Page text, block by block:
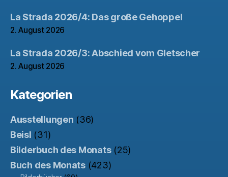
La Strada 2026/4: Das große Gehoppel
2. August 2026
La Strada 2026/3: Abschied vom Gletscher
2. August 2026
Kategorien
Ausstellungen (36)
Beisl (31)
Bilderbuch des Monats(25)
Buch des Monats(423)